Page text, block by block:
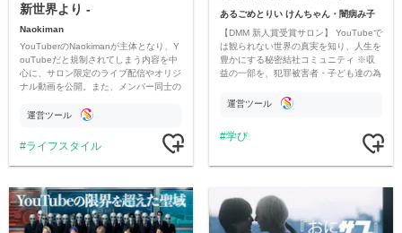
新世界より -
Naokiman
YouTuberのNaokimanが主体となり、Y
ouTubeだと規制されてしまう内容を中
心に、サロン限定のライブ配信やオリジ
ナル動画を公開。また、メンバー同士の
ただいています。
運営ツール
ライフスタイル
あるごめとりい けんちゃん・闇病み子
【DMM 新人賞受賞サロン】 YouTubeで
は観られない世界の真実を知り、人生を
豊かにする秘密結社コミュニティ ※収
益の一部を、犯罪被害者・子ども達の為
す運営ツール
学び